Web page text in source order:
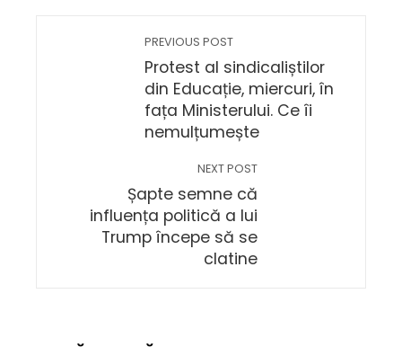
PREVIOUS POST
Protest al sindicaliștilor
din Educație, miercuri, în
fața Ministerului. Ce îi
nemulțumește
NEXT POST
Șapte semne că
influența politică a lui
Trump începe să se
clatine